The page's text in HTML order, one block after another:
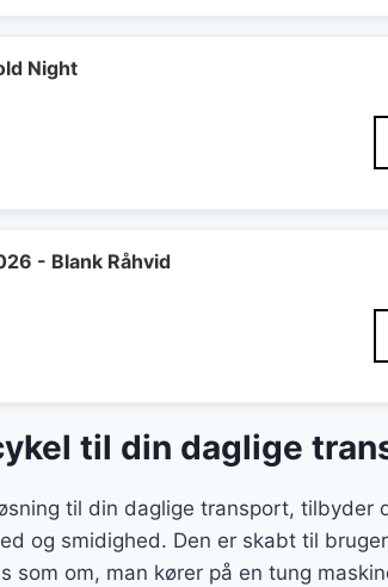
kr..
Night
kr..
- Blank Råhvid
til din daglige
til din daglige transport, tilbyder
og smidighed. Den er skabt til
som om, man kører på en tung